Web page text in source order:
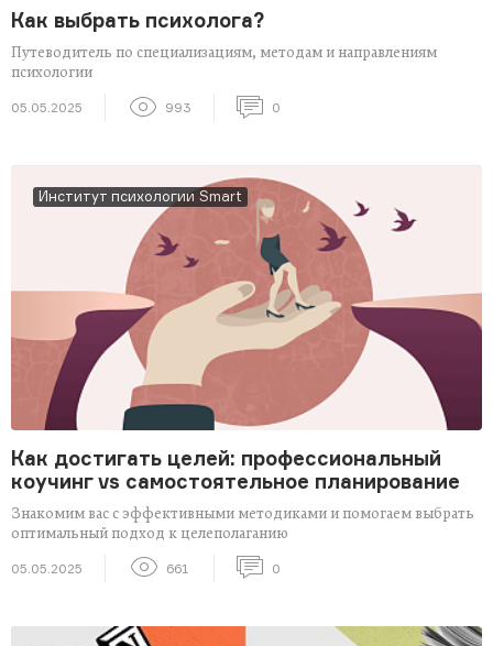
Как выбрать психолога?
Путеводитель по специализациям, методам и направлениям
психологии
05.05.2025 993 0
Институт психологии Smart
Как достигать целей: профессиональный
коучинг vs самостоятельное планирование
Знакомим вас с эффективными методиками и помогаем выбрать
оптимальный подход к целеполаганию
05.05.2025 661 0